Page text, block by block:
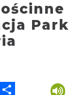
Park
Messenger